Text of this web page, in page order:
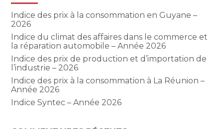
Indice des prix à la consommation en Guyane –
2026
Indice du climat des affaires dans le commerce et
la réparation automobile – Année 2026
Indice des prix de production et d’importation de
l’industrie – 2026
Indice des prix à la consommation à La Réunion –
Année 2026
Indice Syntec – Année 2026